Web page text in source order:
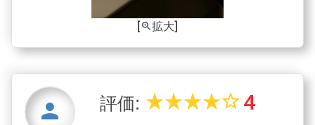
zoom_in拡大]
person 評価: star_ratestar_ratestar_ratestar_ratestar_border 4